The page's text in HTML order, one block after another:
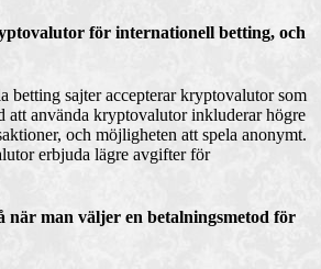
för internationell betting, och
betting sajter accepterar kryptovalutor som
att använda kryptovalutor inkluderar högre
och möjligheten att spela anonymt.
erbjuda lägre avgifter för
när man väljer en betalningsmetod för